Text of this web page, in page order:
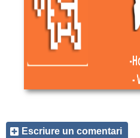
Escriure un comentari